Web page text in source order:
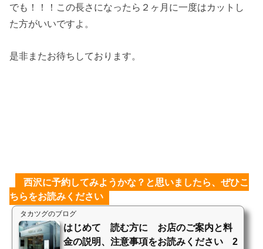
でも！！！この長さになったら２ヶ月に一度はカットし
た方がいいですよ。
是非またお待ちしております。
西沢に予約してみようかな？と思いましたら、ぜひこ
ちらをお読みください
タカツグのブログ
はじめて 読む方に お店のご案内と料
金の説明、注意事項をお読みください 2